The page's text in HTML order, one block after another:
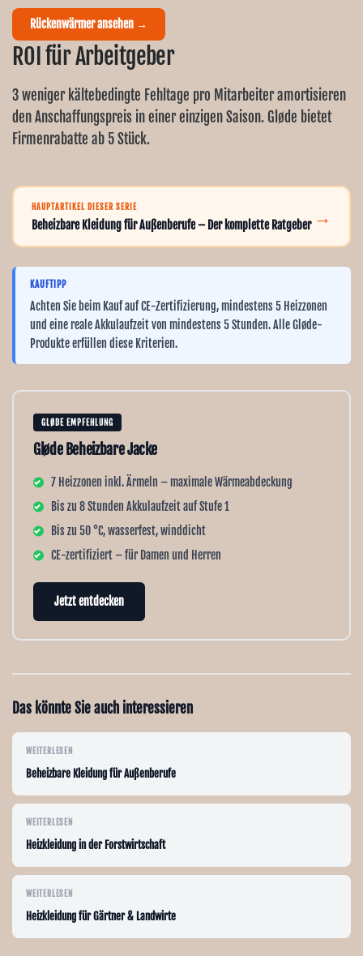
Rückenwärmer ansehen →
ROI für Arbeitgeber
3 weniger kältebedingte Fehltage pro Mitarbeiter amortisieren
den Anschaffungspreis in einer einzigen Saison. Gløde bietet
Firmenrabatte ab 5 Stück.
HAUPTARTIKEL DIESER SERIE
Beheizbare Kleidung für Außenberufe – Der komplette Ratgeber →
KAUFTIPP
Achten Sie beim Kauf auf CE-Zertifizierung, mindestens 5 Heizzonen
und eine reale Akkulaufzeit von mindestens 5 Stunden. Alle Gløde-
Produkte erfüllen diese Kriterien.
GLØDE EMPFEHLUNG
Gløde Beheizbare Jacke
7 Heizzonen inkl. Ärmeln – maximale Wärmeabdeckung
Bis zu 8 Stunden Akkulaufzeit auf Stufe 1
Bis zu 50 °C, wasserfest, winddicht
CE-zertifiziert – für Damen und Herren
Jetzt entdecken
Das könnte Sie auch interessieren
WEITERLESEN
Beheizbare Kleidung für Außenberufe
WEITERLESEN
Heizkleidung in der Forstwirtschaft
WEITERLESEN
Heizkleidung für Gärtner & Landwirte